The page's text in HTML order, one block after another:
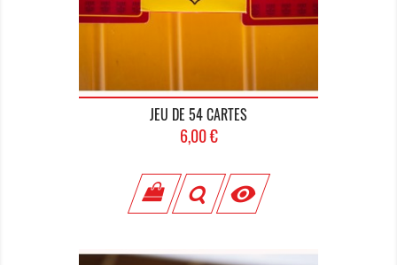
JEU DE 54 CARTES
Prix
6,00 €
